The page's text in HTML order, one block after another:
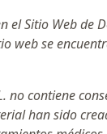
el Sitio Web de
web se
no contiene
han sido